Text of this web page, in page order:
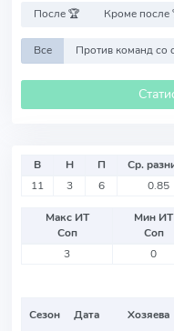
После 🏆 Кроме после
Все
В Н П Ср.
11
3 6 0.85
Макс ИТ
Соп
Мин ИТ
Соп
3
0
Сезон Дата Хозяева